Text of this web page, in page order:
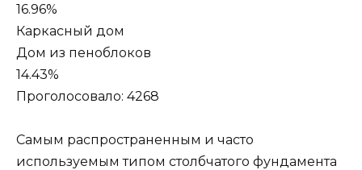
16.96%
Каркасный дом
Дом из пеноблоков
14.43%
Проголосовало: 4268
Самым распространенным и часто
используемым типом столбчатого фундамента